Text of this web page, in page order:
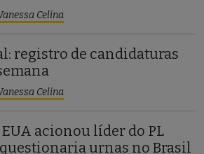
Celina
registro de candidaturas
Celina
acionou líder do PL
urnas no Brasil